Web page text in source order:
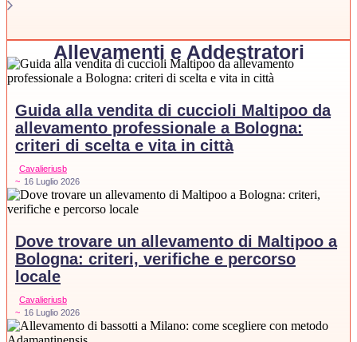
Allevamenti e Addestratori
Guida alla vendita di cuccioli Maltipoo da
allevamento professionale a Bologna:
criteri di scelta e vita in città
Cavalieriusb
~ 16 Luglio 2026
Dove trovare un allevamento di Maltipoo a
Bologna: criteri, verifiche e percorso
locale
Cavalieriusb
~ 16 Luglio 2026